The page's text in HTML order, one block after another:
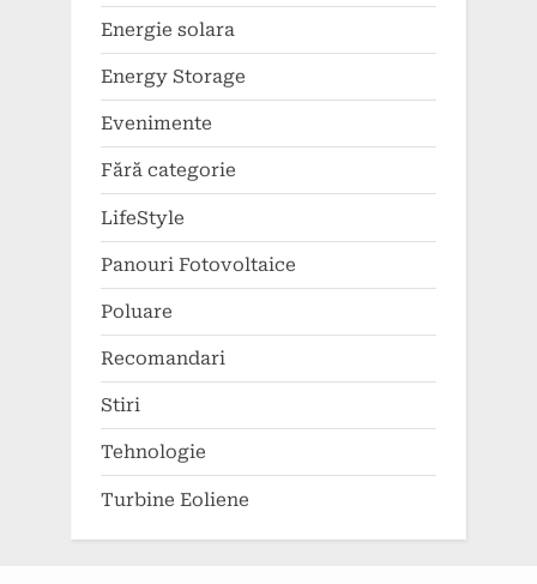
Energie solara
Energy Storage
Evenimente
Fără categorie
LifeStyle
Panouri Fotovoltaice
Poluare
Recomandari
Stiri
Tehnologie
Turbine Eoliene